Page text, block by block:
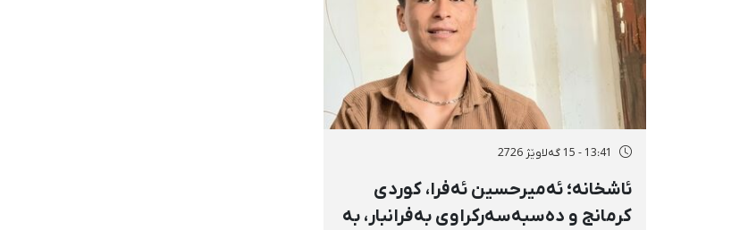
13:41 - 15 گەلاوێژ 2726
ئاشخانە؛ ئەمیرحسین ئەفرا، کوردی
کرمانج و دەسبەسەرکراوی بەفرانبار، بە